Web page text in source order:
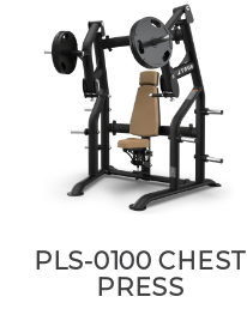
PLS-0100 CHEST
PRESS